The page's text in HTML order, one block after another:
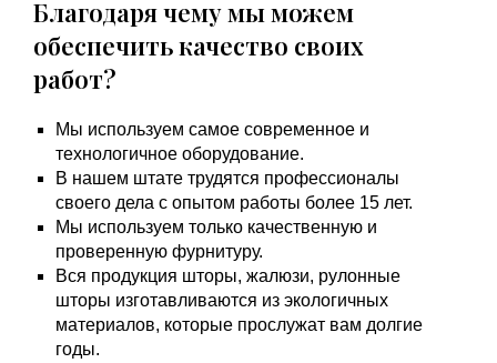
Благодаря чему мы можем
обеспечить качество своих
работ?
Мы используем самое современное и
технологичное оборудование.
В нашем штате трудятся профессионалы
своего дела с опытом работы более 15 лет.
Мы используем только качественную и
проверенную фурнитуру.
Вся продукция шторы, жалюзи, рулонные
шторы изготавливаются из экологичных
материалов, которые прослужат вам долгие
годы.